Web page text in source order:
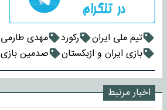
تیم ملی ایران رکورد
مهدی طارمی
بازی ایران و ازبکستان
صدمین بازی
اخبار مرتبط